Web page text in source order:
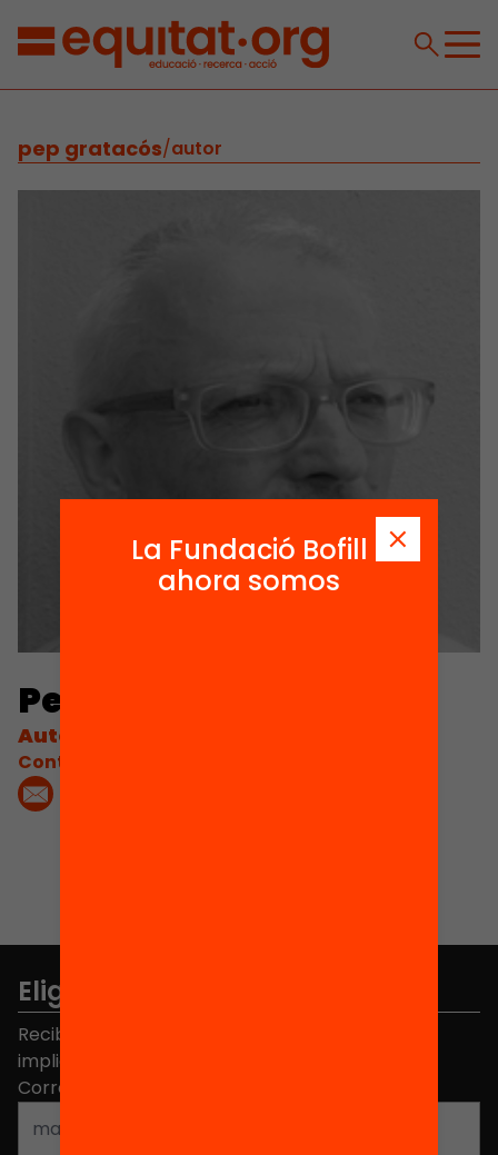
pep gratacós/autor
Pep Gratacós
Autor
Contacta'm:
Elige equidad
Recibe contenidos, iniciativas y proyectos para
implicarte.
Correo electrónico
La Fundació Bofill
ahora somos